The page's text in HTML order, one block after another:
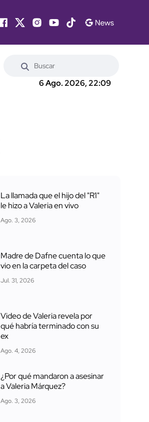
6 Ago. 2026, 22:09
La llamada que el hijo del "R1"
le hizo a Valeria en vivo
Ago. 3, 2026
Madre de Dafne cuenta lo que
vio en la carpeta del caso
Jul. 31, 2026
Video de Valeria revela por
qué habría terminado con su
ex
Ago. 4, 2026
¿Por qué mandaron a asesinar
a Valeria Márquez?
Ago. 3, 2026